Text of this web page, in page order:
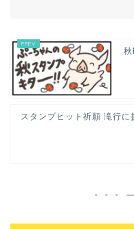
秋
スタンプヒット祈願 滝行に